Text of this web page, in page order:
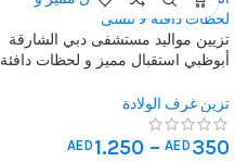
تزيين مواليد مستشفى دبي الشارقة
أبوظبي استقبال مميز و لحظات دافئة
تزين غرف الولادة
AED 350
–
AED 1.250